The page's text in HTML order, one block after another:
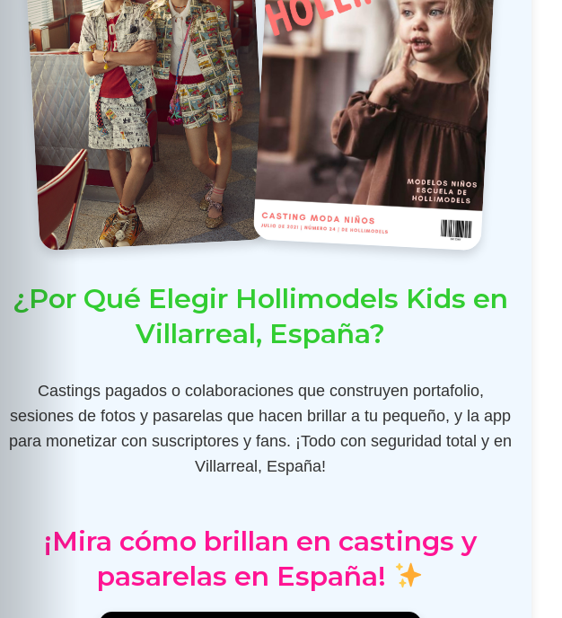
¿Por Qué Elegir Hollimodels Kids en
Villarreal, España?
Castings pagados o colaboraciones que construyen portafolio,
sesiones de fotos y pasarelas que hacen brillar a tu pequeño, y la app
para monetizar con suscriptores y fans. ¡Todo con seguridad total y en
Villarreal, España!
¡Mira cómo brillan en castings y
pasarelas en España!